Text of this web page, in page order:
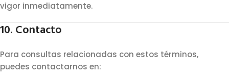
vigor inmediatamente.
10. Contacto
Para consultas relacionadas con estos términos,
puedes contactarnos en: